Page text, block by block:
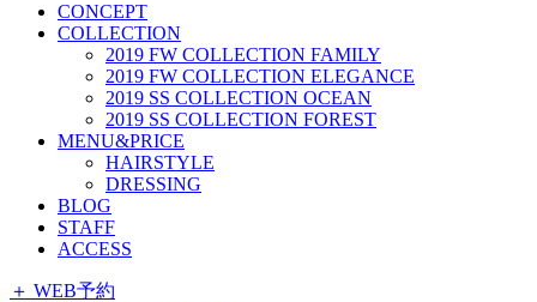
CONCEPT
COLLECTION
2019 FW COLLECTION FAMILY
2019 FW COLLECTION ELEGANCE
2019 SS COLLECTION OCEAN
2019 SS COLLECTION FOREST
MENU&PRICE
HAIRSTYLE
DRESSING
BLOG
STAFF
ACCESS
＋ WEB予約